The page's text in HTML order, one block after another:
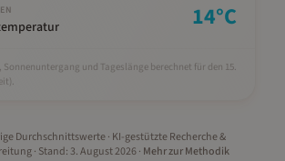
14°C
und Tageslänge berechnet für den 15.
Durchschnittswerte · KI-gestützte Recherche &
· Stand: 3. August 2026· Mehr zur Methodik